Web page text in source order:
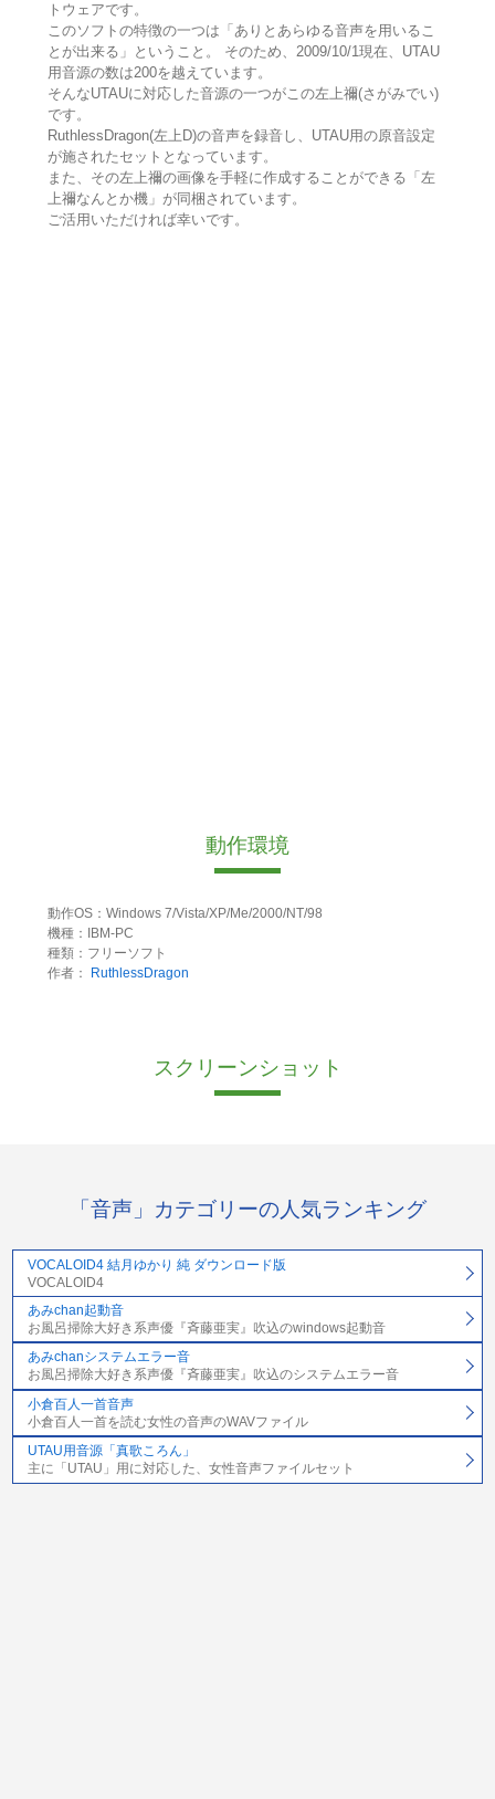
トウェアです。
このソフトの特徴の一つは「ありとあらゆる音声を用いるこ
とが出来る」ということ。 そのため、2009/10/1現在、UTAU
用音源の数は200を越えています。
そんなUTAUに対応した音源の一つがこの左上禰(さがみでい)
です。
RuthlessDragon(左上D)の音声を録音し、UTAU用の原音設定
が施されたセットとなっています。
また、その左上禰の画像を手軽に作成することができる「左
上禰なんとか機」が同梱されています。
ご活用いただければ幸いです。
動作環境
動作OS：Windows 7/Vista/XP/Me/2000/NT/98
機種：IBM-PC
種類：フリーソフト
作者：
RuthlessDragon
スクリーンショット
「音声」カテゴリーの人気ランキング
VOCALOID4 結月ゆかり 純 ダウンロード版
VOCALOID4
あみchan起動音
お風呂掃除大好き系声優『斉藤亜実』吹込のwindows起動音
あみchanシステムエラー音
お風呂掃除大好き系声優『斉藤亜実』吹込のシステムエラー音
小倉百人一首音声
小倉百人一首を読む女性の音声のWAVファイル
UTAU用音源「真歌ころん」
主に「UTAU」用に対応した、女性音声ファイルセット